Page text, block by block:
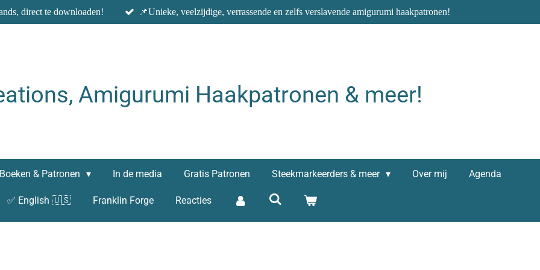
direct te downloaden! 📌Unieke, veelzijdige, verrassende en zelfs verslavende amigurumi haakpatronen!
Amigurumi Haakpatronen & meer!
Boeken & Patronen In de media Gratis Patronen Steekmarkeerders & meer Over mij Agenda
✅ English 🇺🇸 Franklin Forge Reacties